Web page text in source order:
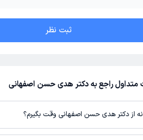
ثبت نظر
متداول راجع به دکتر هدی حسن اصفهانی
از دکتر هدی حسن اصفهانی وقت بگیرم؟
کهدکتر هدی حسن اصفهانیدارای پروفایل فعال و